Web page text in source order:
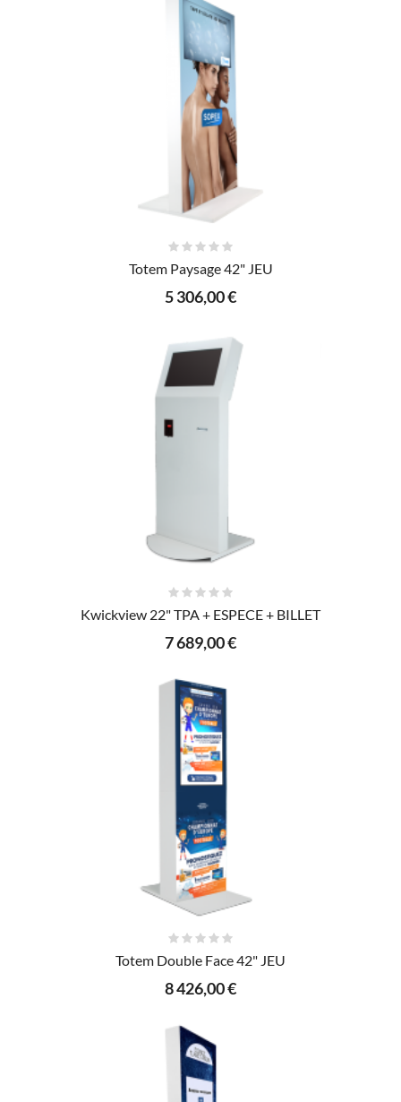
AJOUTER AU PANIER
Totem Paysage 42" JEU
5 306,00 €
AJOUTER AU PANIER
Kwickview 22" TPA + ESPECE + BILLET
7 689,00 €
AJOUTER AU PANIER
Totem Double Face 42" JEU
8 426,00 €